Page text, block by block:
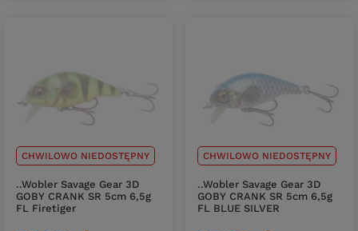
CHWILOWO NIEDOSTĘPNY
..Wobler Savage Gear 3D
GOBY CRANK SR 5cm 6,5g
FL Firetiger
CHWILOWO NIEDOSTĘPNY
..Wobler Savage Gear 3D
GOBY CRANK SR 5cm 6,5g
FL BLUE SILVER